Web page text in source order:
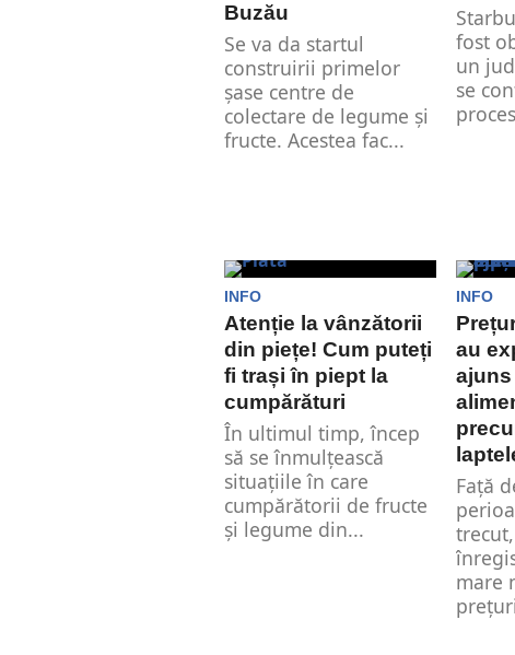
Buzău
Se va da startul
construirii primelor
șase centre de
colectare de legume și
fructe. Acestea fac...
fost
un
se
INFO
Atenție la vânzătorii
din piețe! Cum puteți
fi trași în piept la
cumpărături
În ultimul timp, încep
să se înmulțească
situațiile în care
cumpărătorii de fructe
și legume din...
INFO
au
Față
mare